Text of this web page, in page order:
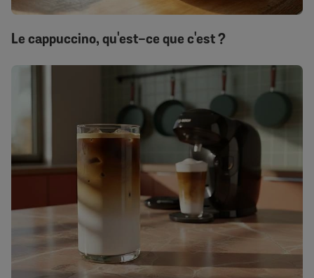
Le cappuccino, qu'est-ce que c'est ?